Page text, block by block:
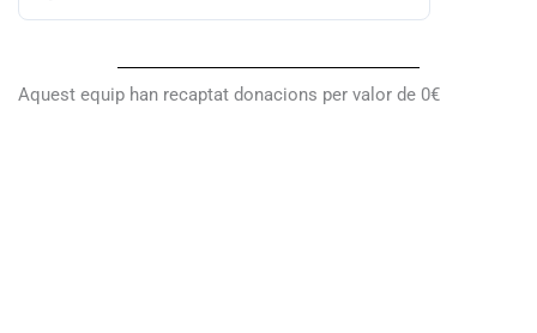
Aquest equip han recaptat donacions per valor de 0€